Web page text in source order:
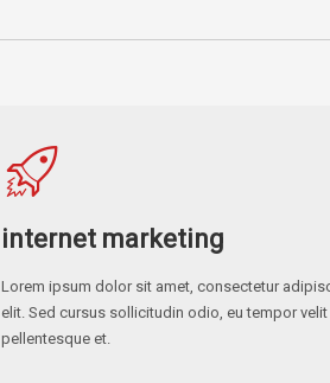
internet marketing
Lorem ipsum dolor sit amet, consectetur
elit. Sed cursus sollicitudin odio, eu tempor velit
pellentesque et.